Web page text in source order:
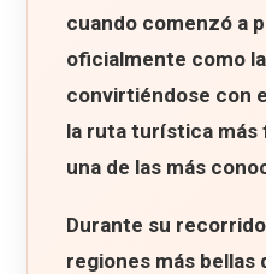
cuando comenzó a
oficialmente como la
convirtiéndose con
la ruta turística más
una de las más
Durante su
regiones más bellas